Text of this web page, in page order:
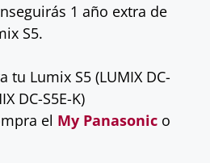
1 año extra de
S5.
tu Lumix S5 (LUMIX DC-
DC-S5E-K)
el My Panasonic o